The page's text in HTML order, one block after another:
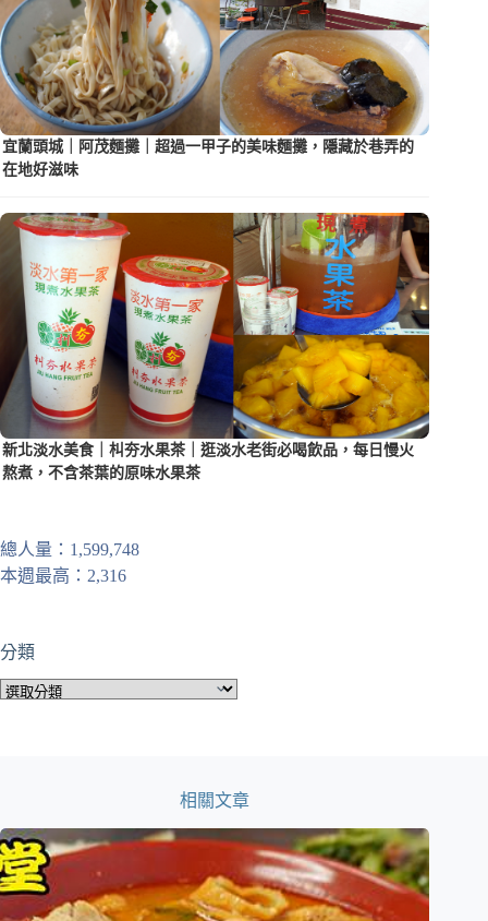
宜蘭頭城｜阿茂麵攤｜超過一甲子的美味麵攤，隱藏於巷弄的
在地好滋味
新北淡水美食｜朻夯水果茶｜逛淡水老街必喝飲品，每日慢火
熬煮，不含茶葉的原味水果茶
總人量：1,599,748
本週最高：2,316
分類
分
相關文章